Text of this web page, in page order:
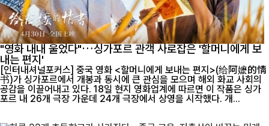
"영화 내내 울었다"…싱가포르 관객 사로잡은 '할머니에게 보
내는 편지'
[인터내셔널포커스] 중국 영화 <할머니에게 보내는 편지>(给阿嬷的情
书)가 싱가포르에서 개봉과 동시에 큰 관심을 모으며 해외 화교 사회의
공감을 이끌어내고 있다. 18일 현지 영화업계에 따르면 이 작품은 싱가
포르 내 26개 극장 가운데 24개 극장에서 상영을 시작했다. 개...